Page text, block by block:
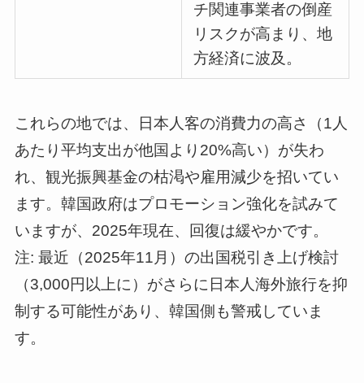
チ関連事業者の倒産
リスクが高まり、地
方経済に波及。
これらの地では、日本人客の消費力の高さ（1人
あたり平均支出が他国より20%高い）が失わ
れ、観光振興基金の枯渇や雇用減少を招いてい
ます。韓国政府はプロモーション強化を試みて
いますが、2025年現在、回復は緩やかです。
注: 最近（2025年11月）の出国税引き上げ検討
（3,000円以上に）がさらに日本人海外旅行を抑
制する可能性があり、韓国側も警戒していま
す。